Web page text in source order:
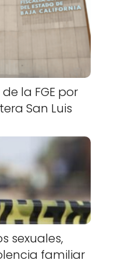
la FGE por
San Luis
sexuales,
familiar